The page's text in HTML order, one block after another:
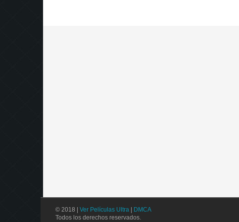
© 2018 | Ver Películas Ultra
DMCA
Todos los derechos reservados.